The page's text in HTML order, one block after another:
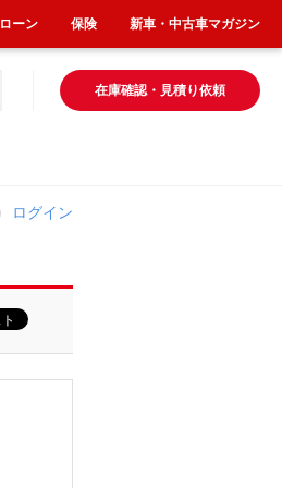
在庫確認・見積り依頼
ログイン
ローン 保険 新車・中古車マガジン